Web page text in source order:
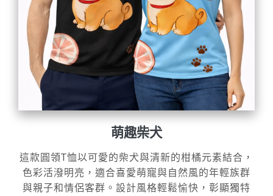
萌趣柴犬
這款圓領T恤以可愛的柴犬與清新的柑橘元素結合，
色彩活潑明亮，適合喜愛萌寵與自然風的年輕族群
與親子和情侶客群。設計風格輕鬆愉快，彰顯獨特